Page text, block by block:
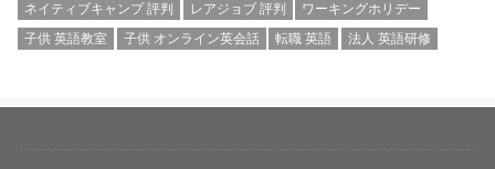
ネイティブキャンプ 評判
レアジョブ 評判
ワーキングホリデー
子供 英語教室
子供 オンライン英会話 転職 英語 法人 英語研修